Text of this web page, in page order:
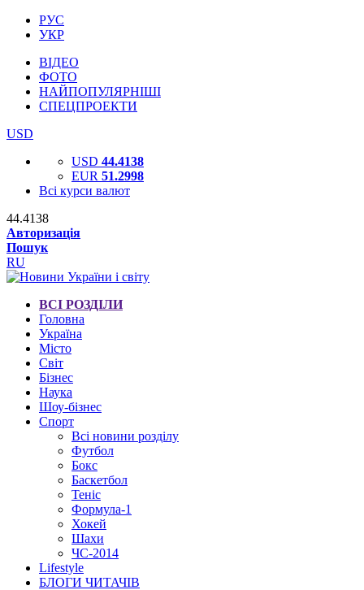
РУС
УКР
ВІДЕО
ФОТО
НАЙПОПУЛЯРНІШІ
СПЕЦПРОЕКТИ
USD
USD 44.4138
EUR 51.2998
Всі курси валют
44.4138
Авторизація
Пошук
RU
ВСІ РОЗДІЛИ
Головна
Україна
Місто
Світ
Бізнес
Наука
Шоу-бізнес
Спорт
Всі новини розділу
Футбол
Бокс
Баскетбол
Теніс
Формула-1
Хокей
Шахи
ЧС-2014
Lifestyle
БЛОГИ ЧИТАЧІВ